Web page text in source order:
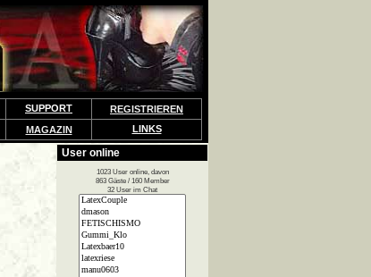
SUPPORT
REGISTRIEREN
MAGAZIN LINKS
User online
1023 User online, davon
863 Gäste / 160 Member
32 User im Chat